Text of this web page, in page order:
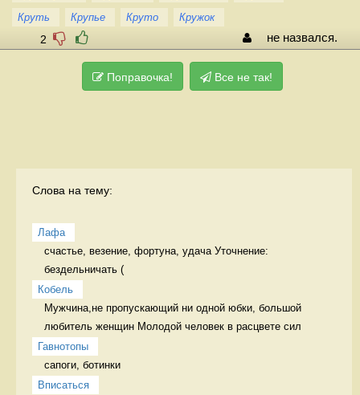
Круть
Крупье Круто Кружок
2 не назвался.
Поправочка! Все не так!
Слова на тему:
Лафа
счастье, везение, фортуна, удача Уточнение:
бездельничать (
Кобель
Мужчина,не пропускающий ни одной юбки, большой
любитель женщин Молодой человек в расцвете сил
Гавнотопы
сапоги, ботинки
Вписаться